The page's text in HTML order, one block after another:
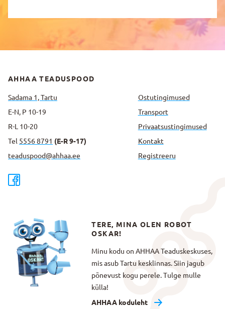
AHHAA TEADUSPOOD
Sadama 1, Tartu
E-N, P 10-19
R-L 10-20
Tel 5556 8791 (E-R 9-17)
teaduspood@ahhaa.ee
Ostutingimused
Transport
Privaatsus­tingimused
Kontakt
Registreeru
TERE, MINA OLEN ROBOT
OSKAR!
Minu kodu on AHHAA Teaduskeskuses,
mis asub Tartu kesklinnas. Siin jagub
põnevust kogu perele. Tulge mulle
külla!
AHHAA koduleht